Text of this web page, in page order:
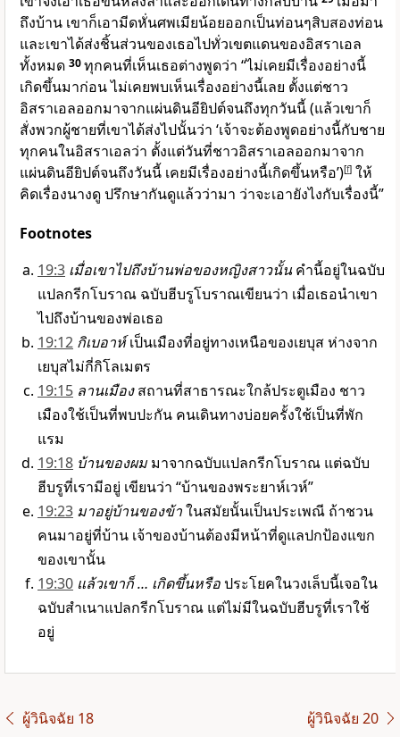
ถึงบ้าน เขาก็เอามีดหั่นศพเมียน้อยออกเป็นท่อนๆสิบสองท่อน
และเขาได้ส่งชิ้นส่วนของเธอไปทั่วเขตแดนของอิสราเอล
ทั้งหมด 30ทุกคนที่เห็นเธอต่างพูดว่า “ไม่เคยมีเรื่องอย่างนี้
เกิดขึ้นมาก่อน ไม่เคยพบเห็นเรื่องอย่างนี้เลย ตั้งแต่ชาว
อิสราเอลออกมาจากแผ่นดินอียิปต์จนถึงทุกวันนี้ (แล้วเขาก็
สั่งพวกผู้ชายที่เขาได้ส่งไปนั้นว่า ‘เจ้าจะต้องพูดอย่างนี้กับชาย
ทุกคนในอิสราเอลว่า ตั้งแต่วันที่ชาวอิสราเอลออกมาจาก
แผ่นดินอียิปต์จนถึงวันนี้ เคยมีเรื่องอย่างนี้เกิดขึ้นหรือ’)[f] ให้
คิดเรื่องนางดู ปรึกษากันดูแล้วว่ามา ว่าจะเอายังไงกับเรื่องนี้”
Footnotes
19:3 เมื่อเขาไปถึงบ้านพ่อของหญิงสาวนั้น คำนี้อยู่ในฉบับ
แปลกรีกโบราณ ฉบับฮีบรูโบราณเขียนว่า เมื่อเธอนำเขา
ไปถึงบ้านของพ่อเธอ
19:12 กิเบอาห์เป็นเมืองที่อยู่ทางเหนือของเยบุส ห่างจาก
เยบุสไม่กี่กิโลเมตร
19:15 ลานเมืองสถานที่สาธารณะใกล้ประตูเมือง ชาว
เมืองใช้เป็นที่พบปะกัน คนเดินทางบ่อยครั้งใช้เป็นที่พัก
แรม
19:18 บ้านของผมมาจากฉบับแปลกรีกโบราณ แต่ฉบับ
ฮีบรูที่เรามีอยู่ เขียนว่า “บ้านของพระยาห์เวห์”
19:23 มาอยู่บ้านของข้าในสมัยนั้นเป็นประเพณี ถ้าชวน
คนมาอยู่ที่บ้าน เจ้าของบ้านต้องมีหน้าที่ดูแลปกป้องแขก
ของเขานั้น
19:30 แล้วเขาก็ … เกิดขึ้นหรือประโยคในวงเล็บนี้เจอใน
ฉบับสำเนาแปลกรีกโบราณ แต่ไม่มีในฉบับฮีบรูที่เราใช้
อยู่
ผู้วินิจฉัย 18 ผู้วินิจฉัย 20